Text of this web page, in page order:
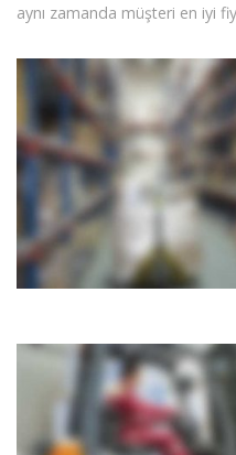
aynı zamanda müşteri en iyi